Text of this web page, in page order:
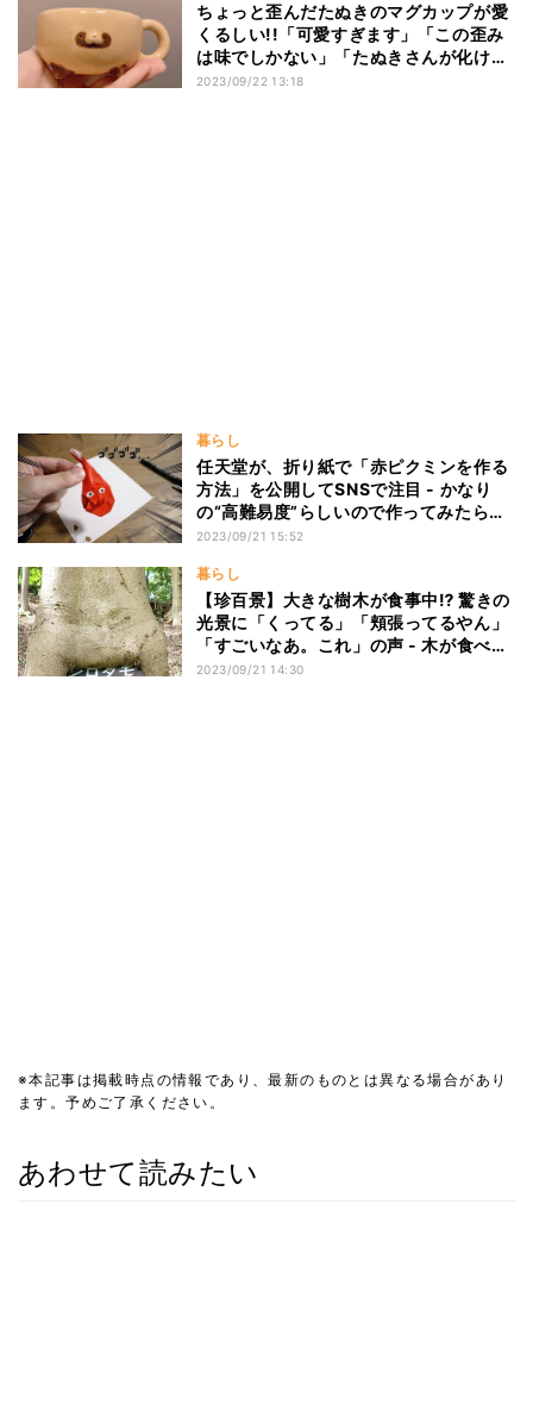
ちょっと歪んだたぬきのマグカップが愛
くるしい!!「可愛すぎます」「この歪み
は味でしかない」「たぬきさんが化けて
る」の声
2023/09/22 13:18
暮らし
任天堂が、折り紙で「赤ピクミンを作る
方法」を公開してSNSで注目 - かなり
の“高難易度”らしいので作ってみたら…
2023/09/21 15:52
暮らし
【珍百景】大きな樹木が食事中⁉ 驚きの
光景に「くってる」「頬張ってるやん」
「すごいなあ。これ」の声 - 木が食べて
いるものとは?
2023/09/21 14:30
※本記事は掲載時点の情報であり、最新のものとは異なる場合があり
ます。予めご了承ください。
あわせて読みたい